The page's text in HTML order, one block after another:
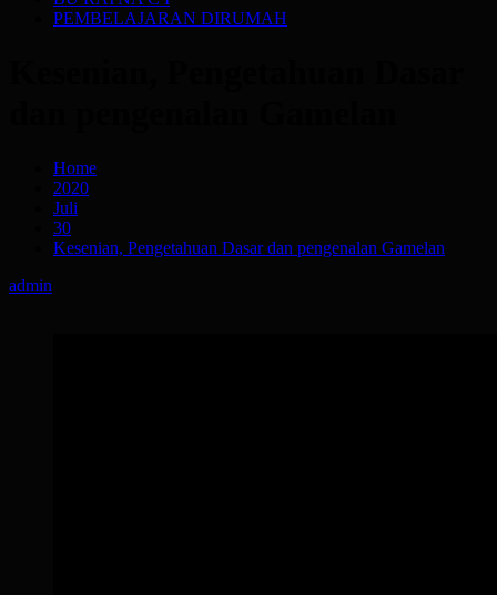
PEMBELAJARAN DIRUMAH
Home
2020
Juli
30
Kesenian, Pengetahuan Dasar dan pengenalan Gamelan
admin